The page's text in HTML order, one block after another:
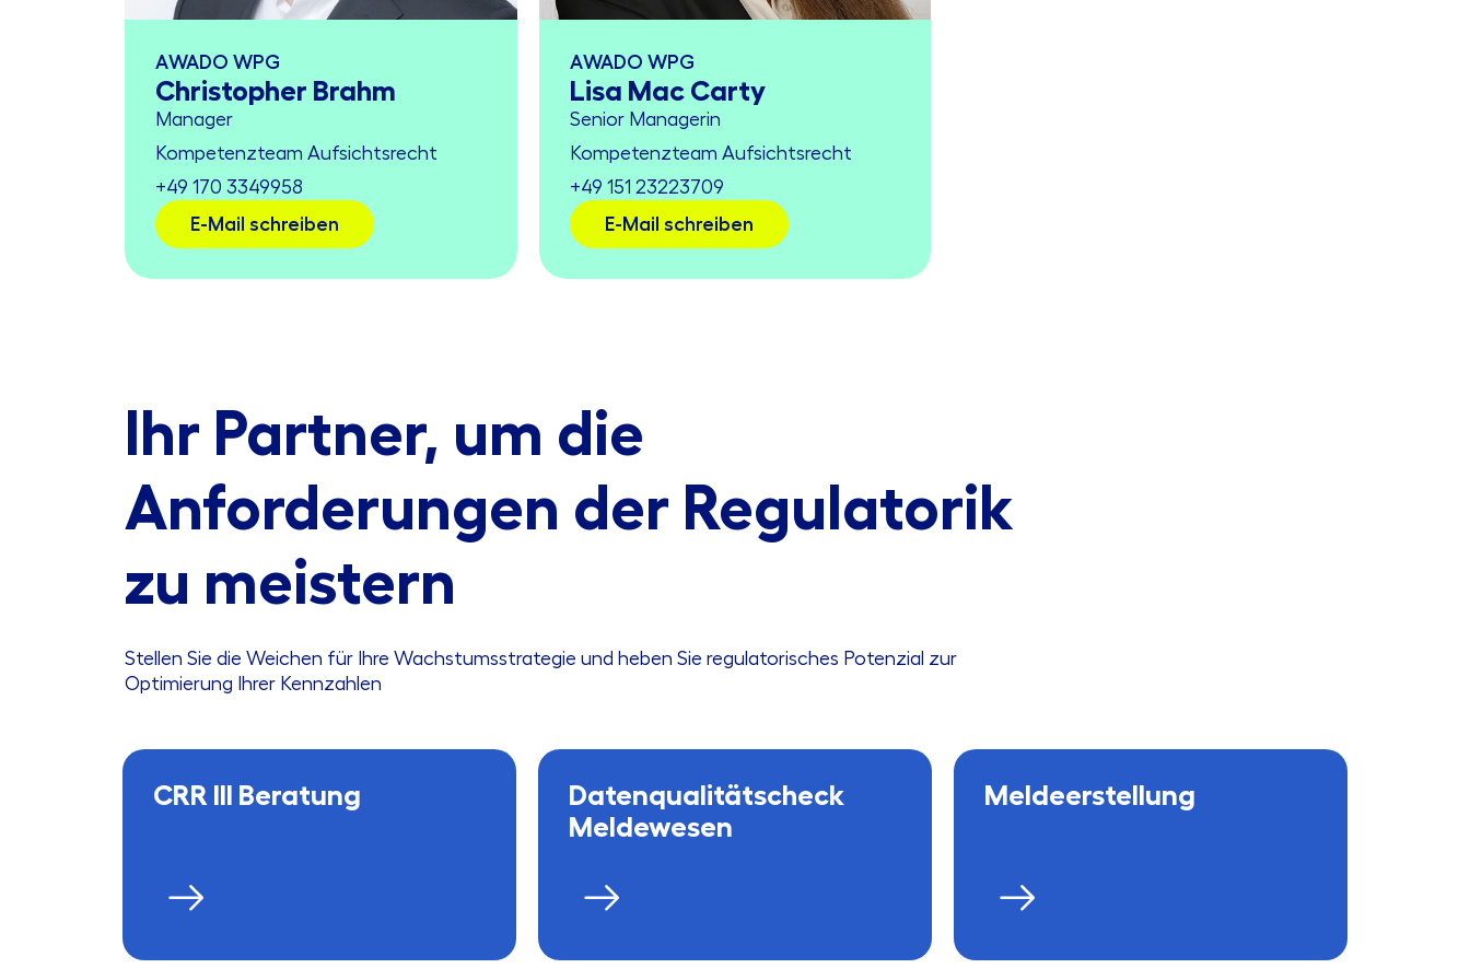
AWADO WPG
Christopher Brahm
Manager
Kompetenzteam Aufsichtsrecht
+49 170 3349958
E-Mail schreiben
AWADO WPG
Lisa Mac Carty
Senior Managerin
Kompetenzteam Aufsichtsrecht
+49 151 23223709
E-Mail schreiben
Ihr Partner, um die
Anforderungen der Regulatorik
zu meistern
Stellen Sie die Weichen für Ihre Wachstumsstrategie und heben Sie regulatorisches Potenzial zur
Optimierung Ihrer Kennzahlen
CRR III Beratung
Datenqualitätscheck
Meldewesen
Meldeerstellung